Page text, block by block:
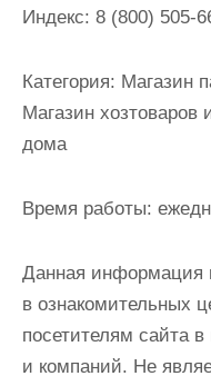
Индекс: 8 (800) 505-
Категория: Магазин
Магазин
дома
Время работы:
Данная информация
в ознакомительных
посетителям сайта
и компаний. Не